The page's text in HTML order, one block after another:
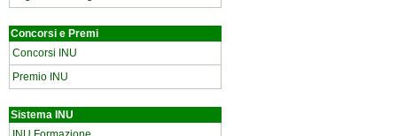
Concorsi e Premi
Concorsi INU
Premio INU
Sistema INU